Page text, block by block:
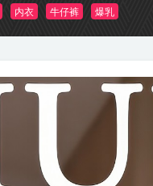
内衣 牛仔裤 爆乳